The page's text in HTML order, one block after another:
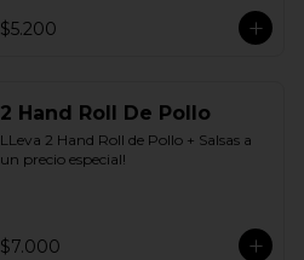
$5.200
2 Hand Roll De Pollo
LLeva 2 Hand Roll de Pollo + Salsas a
un precio especial!
$7.000